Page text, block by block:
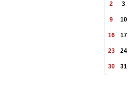
2 3
9 10
16 17
23 24
30 31